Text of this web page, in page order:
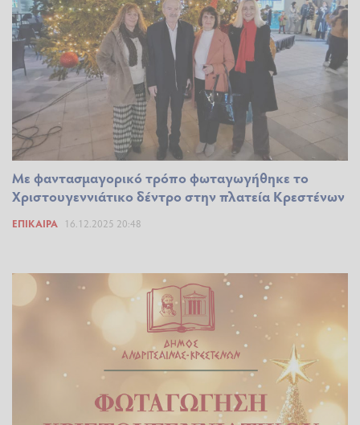
Με φαντασμαγορικό τρόπο φωταγωγήθηκε το
Χριστουγεννιάτικο δέντρο στην πλατεία Κρεστένων
ΕΠΊΚΑΙΡΑ 16.12.2025 20:48